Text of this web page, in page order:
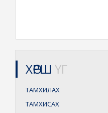
ХӨРШ ҮГ
ТАМХИЛАХ
ТАМХИСАХ